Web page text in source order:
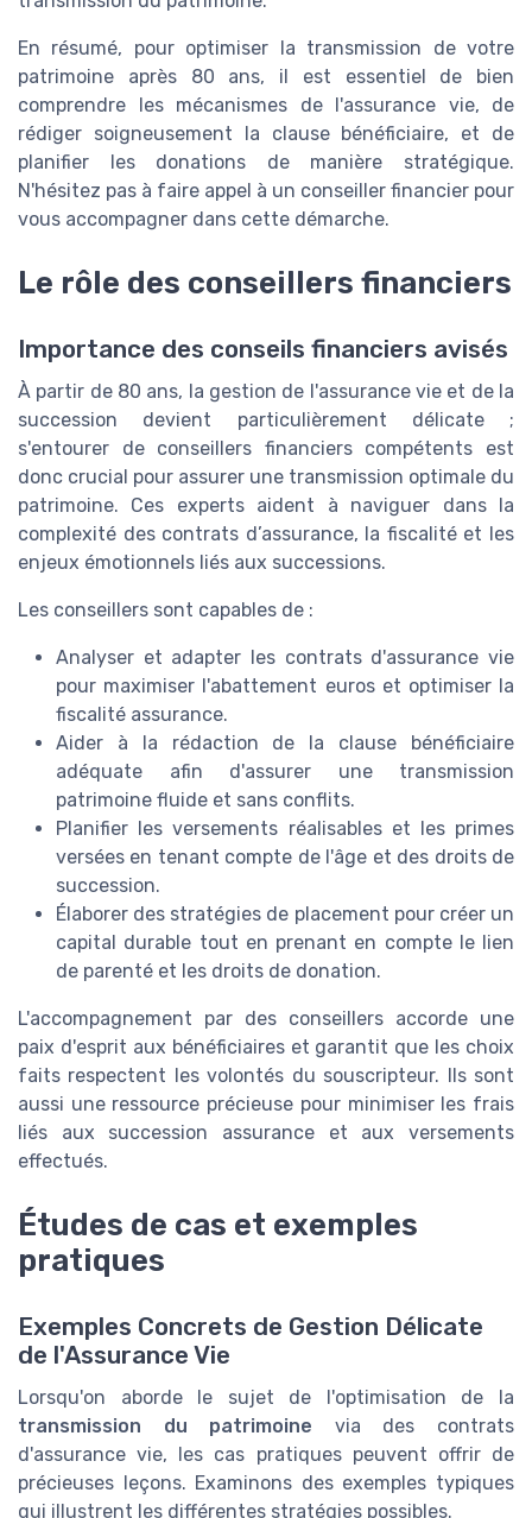
En résumé, pour optimiser la transmission de votre
patrimoine après 80 ans, il est essentiel de bien
comprendre les mécanismes de l'assurance vie, de
rédiger soigneusement la clause bénéficiaire, et de
planifier les donations de manière stratégique.
N'hésitez pas à faire appel à un conseiller financier pour
vous accompagner dans cette démarche.
Le rôle des conseillers financiers
Importance des conseils financiers avisés
À partir de 80 ans, la gestion de l'assurance vie et de la
succession devient particulièrement délicate ;
s'entourer de conseillers financiers compétents est
donc crucial pour assurer une transmission optimale du
patrimoine. Ces experts aident à naviguer dans la
complexité des contrats d’assurance, la fiscalité et les
enjeux émotionnels liés aux successions.
Les conseillers sont capables de :
Analyser et adapter les contrats d'assurance vie
pour maximiser l'abattement euros et optimiser la
fiscalité assurance.
Aider à la rédaction de la clause bénéficiaire
adéquate afin d'assurer une transmission
patrimoine fluide et sans conflits.
Planifier les versements réalisables et les primes
versées en tenant compte de l'âge et des droits de
succession.
Élaborer des stratégies de placement pour créer un
capital durable tout en prenant en compte le lien
de parenté et les droits de donation.
L'accompagnement par des conseillers accorde une
paix d'esprit aux bénéficiaires et garantit que les choix
faits respectent les volontés du souscripteur. Ils sont
aussi une ressource précieuse pour minimiser les frais
liés aux succession assurance et aux versements
effectués.
Études de cas et exemples
pratiques
Exemples Concrets de Gestion Délicate
de l'Assurance Vie
Lorsqu'on aborde le sujet de l'optimisation de la
transmission du patrimoine via des contrats
d'assurance vie, les cas pratiques peuvent offrir de
précieuses leçons. Examinons des exemples typiques
qui illustrent les différentes stratégies possibles.